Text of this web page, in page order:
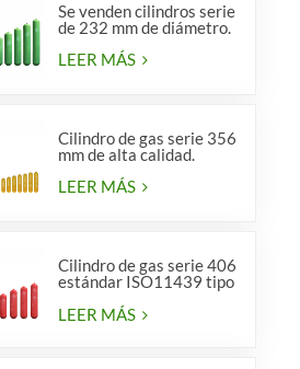
Se venden cilindros serie
de 232 mm de diámetro.
LEER MÁS
Cilindro de gas serie 356
mm de alta calidad.
LEER MÁS
Cilindro de gas serie 406
estándar ISO11439 tipo
LEER MÁS